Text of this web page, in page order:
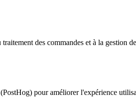
des commandes et à la gestion
pour améliorer l'expérience